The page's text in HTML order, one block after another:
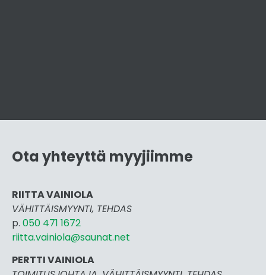
Ota yhteyttä myyjiimme
RIITTA VAINIOLA
VÄHITTÄISMYYNTI, TEHDAS
p. 050 471 1672
riitta.vainiola@saunat.net
PERTTI VAINIOLA